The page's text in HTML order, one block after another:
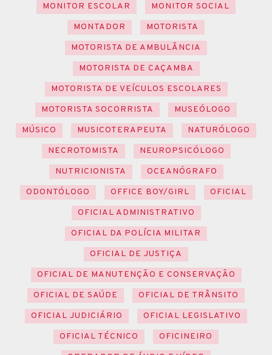
MONITOR ESCOLAR
MONITOR SOCIAL
MONTADOR
MOTORISTA
MOTORISTA DE AMBULÂNCIA
MOTORISTA DE CAÇAMBA
MOTORISTA DE VEÍCULOS ESCOLARES
MOTORISTA SOCORRISTA
MUSEÓLOGO
MÚSICO
MUSICOTERAPEUTA
NATURÓLOGO
NECROTOMISTA
NEUROPSICÓLOGO
NUTRICIONISTA
OCEANÓGRAFO
ODONTÓLOGO
OFFICE BOY/GIRL
OFICIAL
OFICIAL ADMINISTRATIVO
OFICIAL DA POLÍCIA MILITAR
OFICIAL DE JUSTIÇA
OFICIAL DE MANUTENÇÃO E CONSERVAÇÃO
OFICIAL DE SAÚDE
OFICIAL DE TRÂNSITO
OFICIAL JUDICIÁRIO
OFICIAL LEGISLATIVO
OFICIAL TÉCNICO
OFICINEIRO